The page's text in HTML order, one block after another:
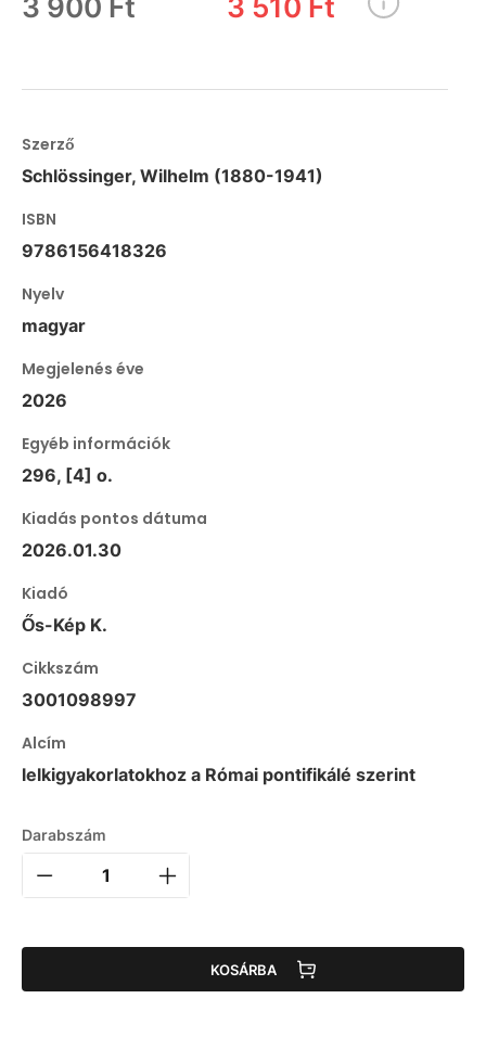
3 900 Ft 3 510 Ft
Szerző
Schlössinger, Wilhelm (1880-1941)
ISBN
9786156418326
Nyelv
magyar
Megjelenés éve
2026
Egyéb információk
296, [4] o.
Kiadás pontos dátuma
2026.01.30
Kiadó
Ős-Kép K.
Cikkszám
3001098997
Alcím
lelkigyakorlatokhoz a Római pontifikálé szerint
Darabszám
KOSÁRBA